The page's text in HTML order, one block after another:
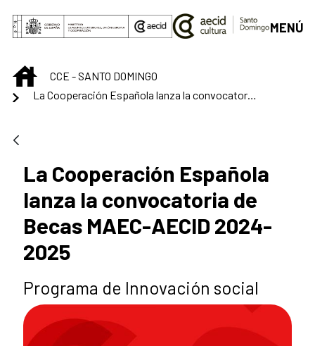
Saltar al contenido principal
MENÚ
INICIOCCE - SANTO DOMINGO
La Cooperación Española lanza la convocatoria de Becas MAEC-AECID 2024-2025
La Cooperación Española
lanza la convocatoria de
Becas MAEC-AECID 2024-
2025
Programa de Innovación social